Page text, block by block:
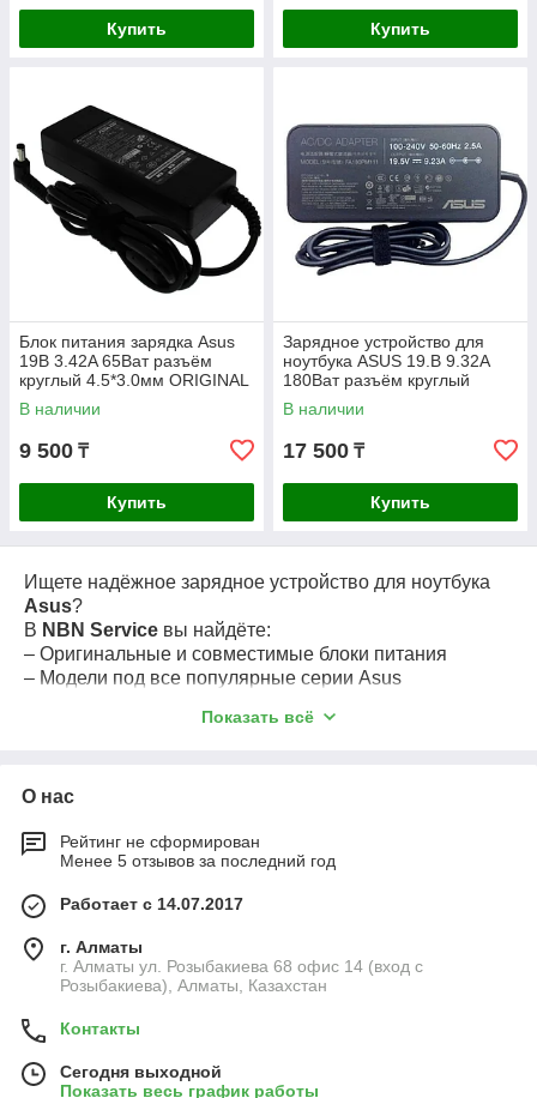
Купить Купить
Блок питания зарядка Asus
19В 3.42A 65Ват разъём
круглый 4.5*3.0мм ORIGINAL
В наличии
9 500 ₸
Купить
Зарядное устройство для
ноутбука ASUS 19.В 9.32A
180Ват разъём круглый
5.5*2.5мм ORIGINAL
В наличии
17 500 ₸
Купить
Ищете надёжное зарядное устройство для ноутбука
Asus?
В NBN Service вы найдёте:
– Оригинальные и совместимые блоки питания
– Модели под все популярные серии Asus
– Ноутбук перестал заряжаться
– Разъём разболтался
– Шнур перегибается или перегревается
📞 Напишите нам — подскажем и подберём
оптимальный вариант.
Признаки неисправности блока питания
неправильно, это может быть вызвано рядом
Перепад напряжения— одна из самых
Показать всё
О нас
Рейтинг не сформирован
Менее 5 отзывов за последний год
Работает с 14.07.2017
г. Алматы
г. Алматы ул. Розыбакиева 68 офис 14 (вход с
Розыбакиева), Алматы, Казахстан
Контакты
Сегодня выходной
Показать весь график работы